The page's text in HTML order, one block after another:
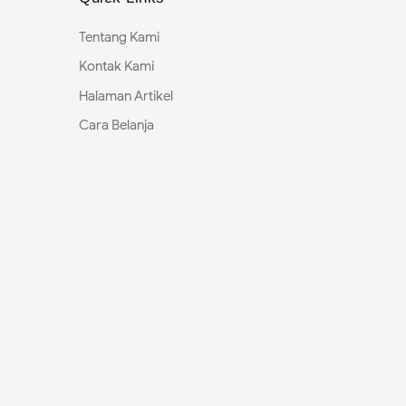
Tentang Kami
Kontak Kami
Halaman Artikel
Cara Belanja